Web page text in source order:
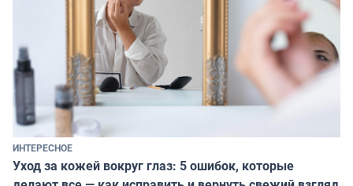
ИНТЕРЕСНОЕ
Уход за кожей вокруг глаз: 5 ошибок, которые